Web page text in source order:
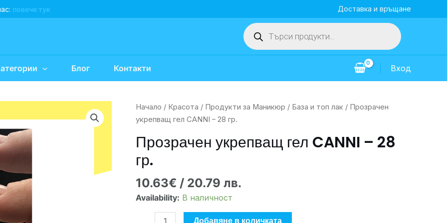
повече тук Доставка и връщане
Products
search
Блог Контакти Вход
Начало / Красота / Продукти за Маникюр / База и топ лак / Прозрачен
укрепващ гел CANNI – 28 гр.
Прозрачен укрепващ гел CANNI – 28
гр.
10.63€ / 20.79 лв.
Availability: В наличност
количество
за
укрепващ
гел
CANNI
-
28
Добавяне в количката